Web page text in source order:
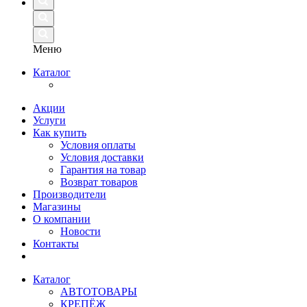
Меню
Каталог
Акции
Услуги
Как купить
Условия оплаты
Условия доставки
Гарантия на товар
Возврат товаров
Производители
Магазины
О компании
Новости
Контакты
Каталог
АВТОТОВАРЫ
КРЕПЁЖ